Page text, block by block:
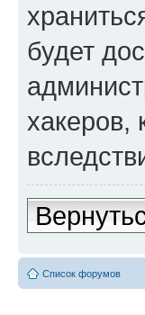
будет
хакеров,
Список форумов